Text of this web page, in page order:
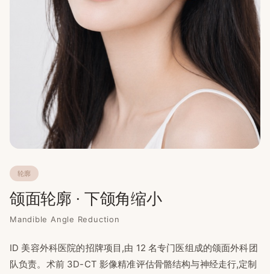
轮廓
颌面轮廓 · 下颌角缩小
Mandible Angle Reduction
ID 美容外科医院的招牌项目,由 12 名专门医组成的颌面外科团
队负责。术前 3D-CT 影像精准评估骨骼结构与神经走行,定制